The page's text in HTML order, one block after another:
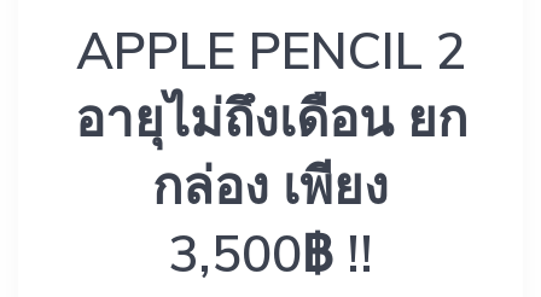
APPLE PENCIL 2
อายุไม่ถึงเดือน ยก
กล่อง เพียง
3,500฿ !!